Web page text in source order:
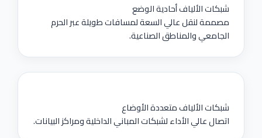
شبكات الألياف أحادية الوضع
مصممة لنقل عالي السعة لمسافات طويلة عبر الحرم
الجامعي والمناطق الصناعية.
شبكات الألياف متعددة الأوضاع
اتصال عالي الأداء لشبكات المباني الداخلية ومراكز البيانات.